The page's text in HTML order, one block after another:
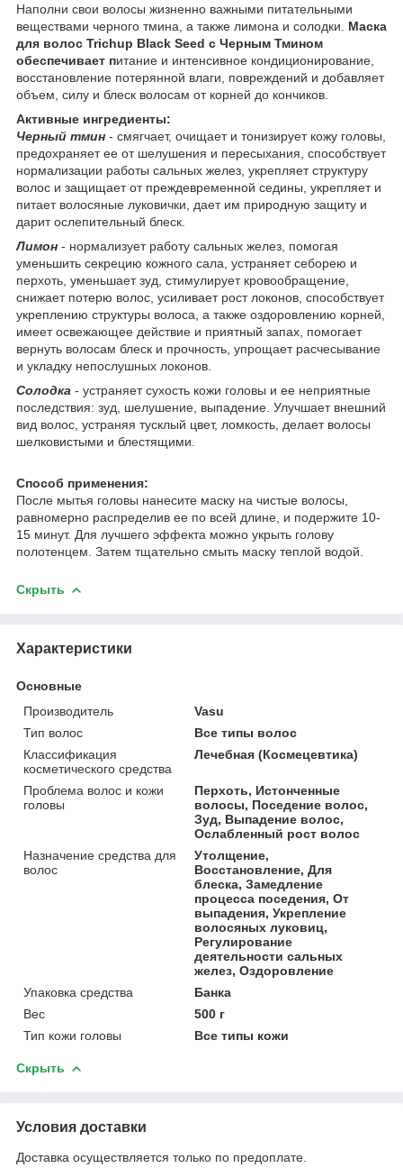
Наполни свои волосы жизненно важными питательными
веществами черного тмина, а также лимона и солодки. Маска
для волос Trichup Black Seed с Черным Тмином
обеспечивает питание и интенсивное кондиционирование,
восстановление потерянной влаги, повреждений и добавляет
объем, силу и блеск волосам от корней до кончиков.
Активные ингредиенты:
Черный тмин - смягчает, очищает и тонизирует кожу головы,
предохраняет ее от шелушения и пересыхания, способствует
нормализации работы сальных желез, укрепляет структуру
волос и защищает от преждевременной седины, укрепляет и
питает волосяные луковички, дает им природную защиту и
дарит ослепительный блеск.
Лимон - нормализует работу сальных желез, помогая
уменьшить секрецию кожного сала, устраняет себорею и
перхоть, уменьшает зуд, стимулирует кровообращение,
снижает потерю волос, усиливает рост локонов, способствует
укреплению структуры волоса, а также оздоровлению корней,
имеет освежающее действие и приятный запах, помогает
вернуть волосам блеск и прочность, упрощает расчесывание
и укладку непослушных локонов.
Солодка - устраняет сухость кожи головы и ее неприятные
последствия: зуд, шелушение, выпадение. Улучшает внешний
вид волос, устраняя тусклый цвет, ломкость, делает волосы
шелковистыми и блестящими.
Способ применения:
После мытья головы нанесите маску на чистые волосы,
равномерно распределив ее по всей длине, и подержите 10-
15 минут. Для лучшего эффекта можно укрыть голову
полотенцем. Затем тщательно смыть маску теплой водой.
Скрыть
Характеристики
Основные
Производитель
Vasu
Тип волос
Все типы волос
Классификация
косметического средства
Лечебная (Космецевтика)
Проблема волос и кожи
головы
Перхоть, Истонченные
волосы, Поседение волос,
Зуд, Выпадение волос,
Ослабленный рост волос
Назначение средства для
волос
Утолщение,
Восстановление, Для
блеска, Замедление
процесса поседения, От
выпадения, Укрепление
волосяных луковиц,
Регулирование
деятельности сальных
желез, Оздоровление
Упаковка средства
Банка
Вес
500 г
Тип кожи головы
Все типы кожи
Скрыть
Условия доставки
Доставка осуществляется только по предоплате.